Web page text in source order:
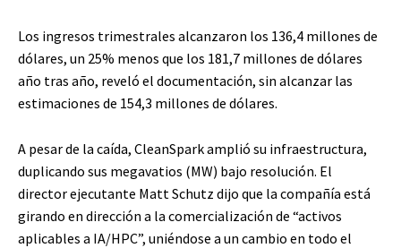
Los ingresos trimestrales alcanzaron los 136,4 millones de
dólares, un 25% menos que los 181,7 millones de dólares
año tras año, reveló el documentación, sin alcanzar las
estimaciones de 154,3 millones de dólares.
A pesar de la caída, CleanSpark amplió su infraestructura,
duplicando sus megavatios (MW) bajo resolución. El
director ejecutante Matt Schutz dijo que la compañía está
girando en dirección a la comercialización de “activos
aplicables a IA/HPC”, uniéndose a un cambio en todo el